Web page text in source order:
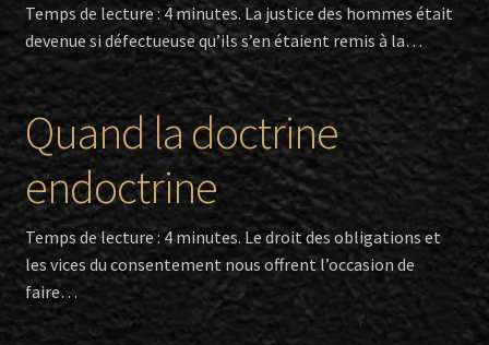
Temps de lecture : 4 minutes. La justice des hommes était
devenue si défectueuse qu’ils s’en étaient remis à la…
Quand la doctrine
endoctrine
Temps de lecture : 4 minutes. Le droit des obligations et
les vices du consentement nous offrent l’occasion de
faire…